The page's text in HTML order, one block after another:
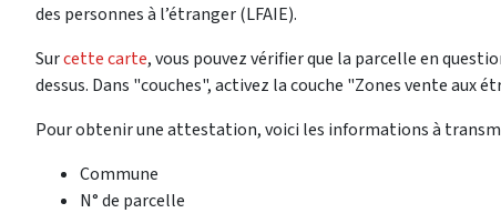
des personnes à l’étranger (LFAIE).
Surcette carte, vous pouvez vérifier que la parcelle en
dessus. Dans "couches", activez la couche "Zones vente aux
Pour obtenir une attestation, voici les informations à
Commune
N° de parcelle